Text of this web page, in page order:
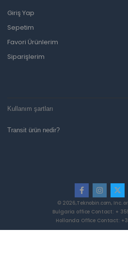
Giriş Yap
Sepetim
Favori Ürünlerim
Siparişlerim
Kullanım şartları
Transit ürün nedir?
© 2026,Teknobin.com, Inc.
Bulgaria office Contact: +
Hollanda Office Contact: